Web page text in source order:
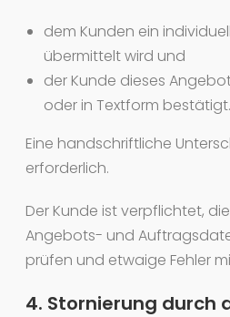
dem Kunden ein
übermittelt wird und
der Kunde dieses
oder in Textform bestätigt.
Eine handschriftliche
erforderlich.
Der Kunde ist verpflichtet,
Angebots- und
prüfen und etwaige Fehler
4. Stornierung durch